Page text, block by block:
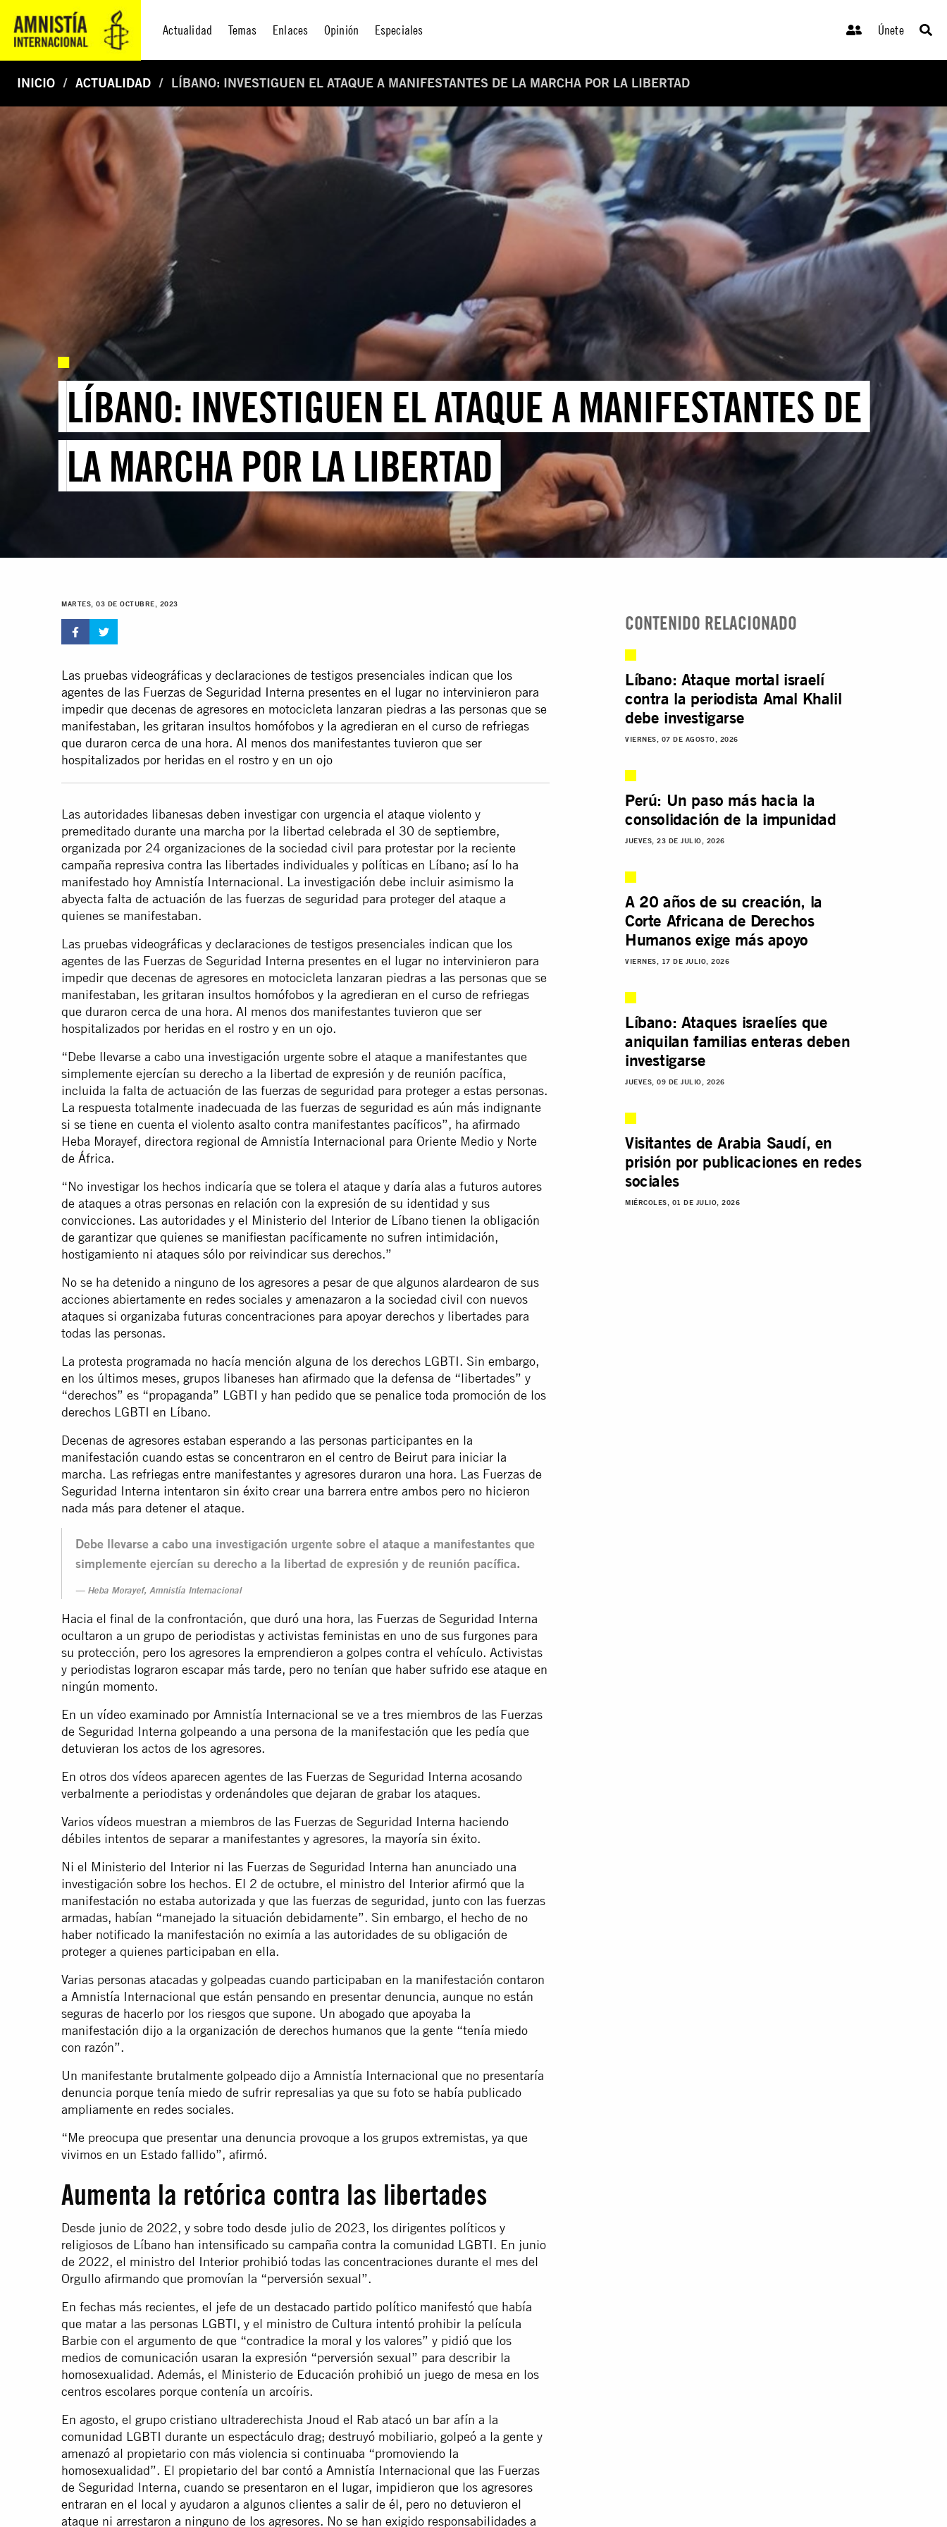
Actualidad Temas Enlaces Opinión Especiales Únete
INICIO ACTUALIDAD LÍBANO: INVESTIGUEN EL ATAQUE A MANIFESTANTES DE LA MARCHA POR LA LIBERTAD
LÍBANO: INVESTIGUEN EL ATAQUE A MANIFESTANTES DE
LA MARCHA POR LA LIBERTAD
MARTES, 03 DE OCTUBRE, 2023
Las pruebas videográficas y declaraciones de testigos presenciales indican que los
agentes de las Fuerzas de Seguridad Interna presentes en el lugar no intervinieron para
impedir que decenas de agresores en motocicleta lanzaran piedras a las personas que se
manifestaban, les gritaran insultos homófobos y la agredieran en el curso de refriegas
que duraron cerca de una hora. Al menos dos manifestantes tuvieron que ser
hospitalizados por heridas en el rostro y en un ojo
Las autoridades libanesas deben investigar con urgencia el ataque violento y
premeditado durante una marcha por la libertad celebrada el 30 de septiembre,
organizada por 24 organizaciones de la sociedad civil para protestar por la reciente
campaña represiva contra las libertades individuales y políticas en Líbano; así lo ha
manifestado hoy Amnistía Internacional. La investigación debe incluir asimismo la
abyecta falta de actuación de las fuerzas de seguridad para proteger del ataque a
quienes se manifestaban.
Las pruebas videográficas y declaraciones de testigos presenciales indican que los
agentes de las Fuerzas de Seguridad Interna presentes en el lugar no intervinieron para
impedir que decenas de agresores en motocicleta lanzaran piedras a las personas que se
manifestaban, les gritaran insultos homófobos y la agredieran en el curso de refriegas
que duraron cerca de una hora. Al menos dos manifestantes tuvieron que ser
hospitalizados por heridas en el rostro y en un ojo.
“Debe llevarse a cabo una investigación urgente sobre el ataque a manifestantes que
simplemente ejercían su derecho a la libertad de expresión y de reunión pacífica,
incluida la falta de actuación de las fuerzas de seguridad para proteger a estas personas.
La respuesta totalmente inadecuada de las fuerzas de seguridad es aún más indignante
si se tiene en cuenta el violento asalto contra manifestantes pacíficos”, ha afirmado
Heba Morayef, directora regional de Amnistía Internacional para Oriente Medio y Norte
de África.
“No investigar los hechos indicaría que se tolera el ataque y daría alas a futuros autores
de ataques a otras personas en relación con la expresión de su identidad y sus
convicciones. Las autoridades y el Ministerio del Interior de Líbano tienen la obligación
de garantizar que quienes se manifiestan pacíficamente no sufren intimidación,
hostigamiento ni ataques sólo por reivindicar sus derechos.”
No se ha detenido a ninguno de los agresores a pesar de que algunos alardearon de sus
acciones abiertamente en redes sociales y amenazaron a la sociedad civil con nuevos
ataques si organizaba futuras concentraciones para apoyar derechos y libertades para
todas las personas.
La protesta programada no hacía mención alguna de los derechos LGBTI. Sin embargo,
en los últimos meses, grupos libaneses han afirmado que la defensa de “libertades” y
“derechos” es “propaganda” LGBTI y han pedido que se penalice toda promoción de los
derechos LGBTI en Líbano.
Decenas de agresores estaban esperando a las personas participantes en la
manifestación cuando estas se concentraron en el centro de Beirut para iniciar la
marcha. Las refriegas entre manifestantes y agresores duraron una hora. Las Fuerzas de
Seguridad Interna intentaron sin éxito crear una barrera entre ambos pero no hicieron
nada más para detener el ataque.
Debe llevarse a cabo una investigación urgente sobre el ataque a manifestantes que
simplemente ejercían su derecho a la libertad de expresión y de reunión pacífica.
Heba Morayef, Amnistía Internacional
Hacia el final de la confrontación, que duró una hora, las Fuerzas de Seguridad Interna
ocultaron a un grupo de periodistas y activistas feministas en uno de sus furgones para
su protección, pero los agresores la emprendieron a golpes contra el vehículo. Activistas
y periodistas lograron escapar más tarde, pero no tenían que haber sufrido ese ataque en
ningún momento.
En un vídeo examinado por Amnistía Internacional se ve a tres miembros de las Fuerzas
de Seguridad Interna golpeando a una persona de la manifestación que les pedía que
detuvieran los actos de los agresores.
En otros dos vídeos aparecen agentes de las Fuerzas de Seguridad Interna acosando
verbalmente a periodistas y ordenándoles que dejaran de grabar los ataques.
Varios vídeos muestran a miembros de las Fuerzas de Seguridad Interna haciendo
débiles intentos de separar a manifestantes y agresores, la mayoría sin éxito.
Ni el Ministerio del Interior ni las Fuerzas de Seguridad Interna han anunciado una
investigación sobre los hechos. El 2 de octubre, el ministro del Interior afirmó que la
manifestación no estaba autorizada y que las fuerzas de seguridad, junto con las fuerzas
armadas, habían “manejado la situación debidamente”. Sin embargo, el hecho de no
haber notificado la manifestación no eximía a las autoridades de su obligación de
proteger a quienes participaban en ella.
Varias personas atacadas y golpeadas cuando participaban en la manifestación contaron
a Amnistía Internacional que están pensando en presentar denuncia, aunque no están
seguras de hacerlo por los riesgos que supone. Un abogado que apoyaba la
manifestación dijo a la organización de derechos humanos que la gente “tenía miedo
con razón”.
Un manifestante brutalmente golpeado dijo a Amnistía Internacional que no presentaría
denuncia porque tenía miedo de sufrir represalias ya que su foto se había publicado
ampliamente en redes sociales.
“Me preocupa que presentar una denuncia provoque a los grupos extremistas, ya que
vivimos en un Estado fallido”, afirmó.
Aumenta la retórica contra las libertades
Desde junio de 2022, y sobre todo desde julio de 2023, los dirigentes políticos y
religiosos de Líbano han intensificado su campaña contra la comunidad LGBTI. En junio
de 2022, el ministro del Interior prohibió todas las concentraciones durante el mes del
Orgullo afirmando que promovían la “perversión sexual”.
En fechas más recientes, el jefe de un destacado partido político manifestó que había
que matar a las personas LGBTI, y el ministro de Cultura intentó prohibir la película
Barbie con el argumento de que “contradice la moral y los valores” y pidió que los
medios de comunicación usaran la expresión “perversión sexual” para describir la
homosexualidad. Además, el Ministerio de Educación prohibió un juego de mesa en los
centros escolares porque contenía un arcoíris.
En agosto, el grupo cristiano ultraderechista Jnoud el Rab atacó un bar afín a la
comunidad LGBTI durante un espectáculo drag; destruyó mobiliario, golpeó a la gente y
amenazó al propietario con más violencia si continuaba “promoviendo la
homosexualidad”. El propietario del bar contó a Amnistía Internacional que las Fuerzas
de Seguridad Interna, cuando se presentaron en el lugar, impidieron que los agresores
entraran en el local y ayudaron a algunos clientes a salir de él, pero no detuvieron el
ataque ni arrestaron a ninguno de los agresores. No se han exigido responsabilidades a
CONTENIDO RELACIONADO
Líbano: Ataque mortal israelí
contra la periodista Amal Khalil
debe investigarse
VIERNES, 07 DE AGOSTO, 2026
Perú: Un paso más hacia la
consolidación de la impunidad
JUEVES, 23 DE JULIO, 2026
A 20 años de su creación, la
Corte Africana de Derechos
Humanos exige más apoyo
VIERNES, 17 DE JULIO, 2026
Líbano: Ataques israelíes que
aniquilan familias enteras deben
investigarse
JUEVES, 09 DE JULIO, 2026
Visitantes de Arabia Saudí, en
prisión por publicaciones en redes
sociales
MIÉRCOLES, 01 DE JULIO, 2026